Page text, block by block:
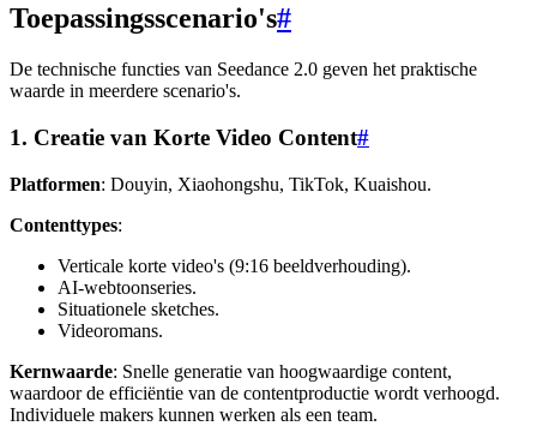
Toepassingsscenario's#
De technische functies van Seedance 2.0 geven het praktische
waarde in meerdere scenario's.
1. Creatie van Korte Video Content#
Platformen: Douyin, Xiaohongshu, TikTok, Kuaishou.
Contenttypes:
Verticale korte video's (9:16 beeldverhouding).
AI-webtoonseries.
Situationele sketches.
Videoromans.
Kernwaarde: Snelle generatie van hoogwaardige content,
waardoor de efficiëntie van de contentproductie wordt verhoogd.
Individuele makers kunnen werken als een team.